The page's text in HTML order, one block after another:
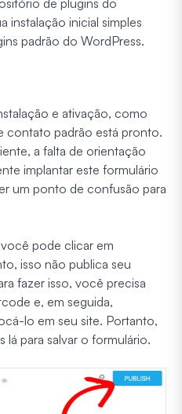
instalação inicial simples
padrão do WordPress.
e ativação, como
contato padrão está pronto.
a falta de orientação
implantar este formulário
um ponto de confusão para
pode clicar em
isso não publica seu
fazer isso, você precisa
e, em seguida,
lo em seu site. Portanto,
lá para salvar o formulário.